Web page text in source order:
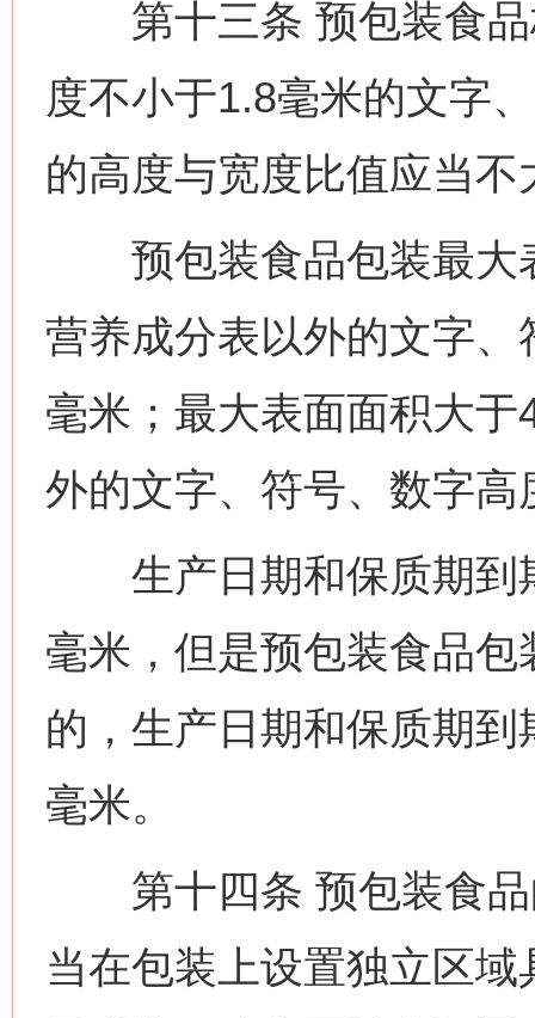
第十三条 预包装食品
度不小于1.8毫米的文字
的高度与宽度比值应当不
预包装食品包装最大
营养成分表以外的文字
毫米；最大表面面积大
外的文字、符号、数字
生产日期和保质期到
毫米，但是预包装食品
的，生产日期和保质期
毫米。
第十四条 预包装食品
当在包装上设置独立区